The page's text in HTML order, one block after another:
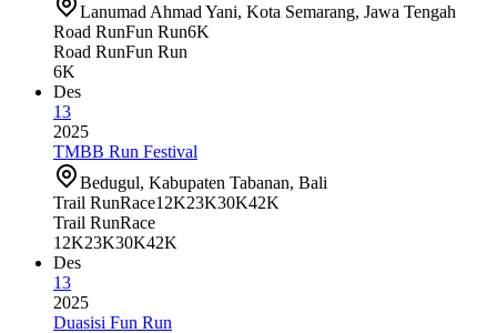
Lanumad Ahmad Yani, Kota Semarang, Jawa Tengah
Road RunFun Run6K
Road RunFun Run
6K
Des
13
2025
TMBB Run Festival
Bedugul, Kabupaten Tabanan, Bali
Trail RunRace12K23K30K42K
Trail RunRace
12K23K30K42K
Des
13
2025
Duasisi Fun Run